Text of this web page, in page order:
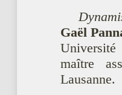
Gaël
maître
Lausanne.